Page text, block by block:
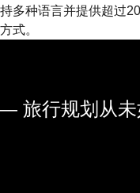
多种语言并提供超过20
式。
旅行规划从未